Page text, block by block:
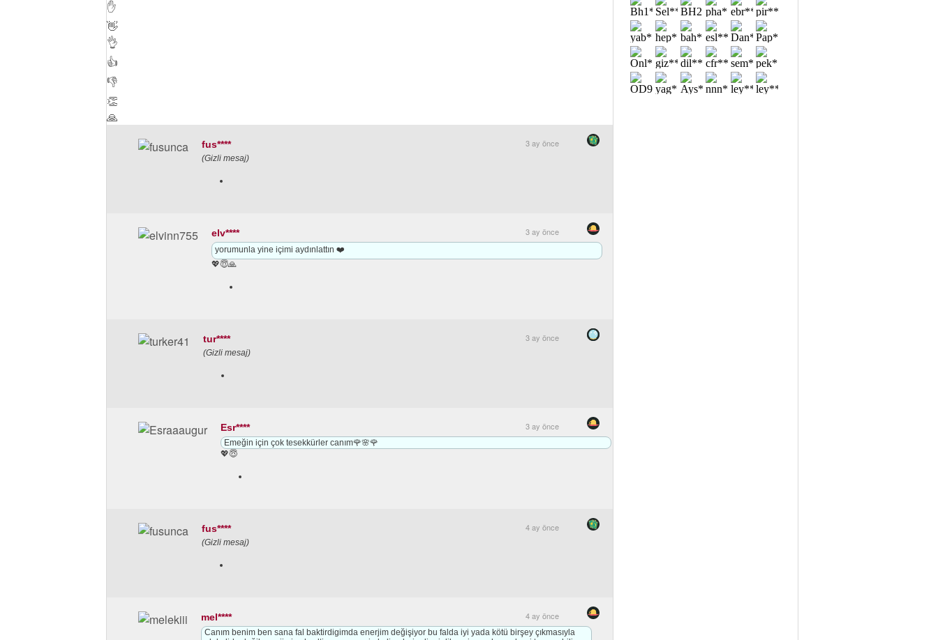
✋
👋
👌
👍
👎
👏
🙏
3 ay önce
fus****
(Gizli mesaj)
3 ay önce
elv****
yorumunla yine içimi aydınlattın ❤️
💖😇🙏
3 ay önce
tur****
(Gizli mesaj)
3 ay önce
Esr****
Emeğin için çok tesekkürler canım🌹🌸🌹
💖😇
4 ay önce
fus****
(Gizli mesaj)
4 ay önce
mel****
Canım benim ben sana fal baktirdigimda enerjim değişiyor bu falda iyi yada kötü birşey çıkmasıyla